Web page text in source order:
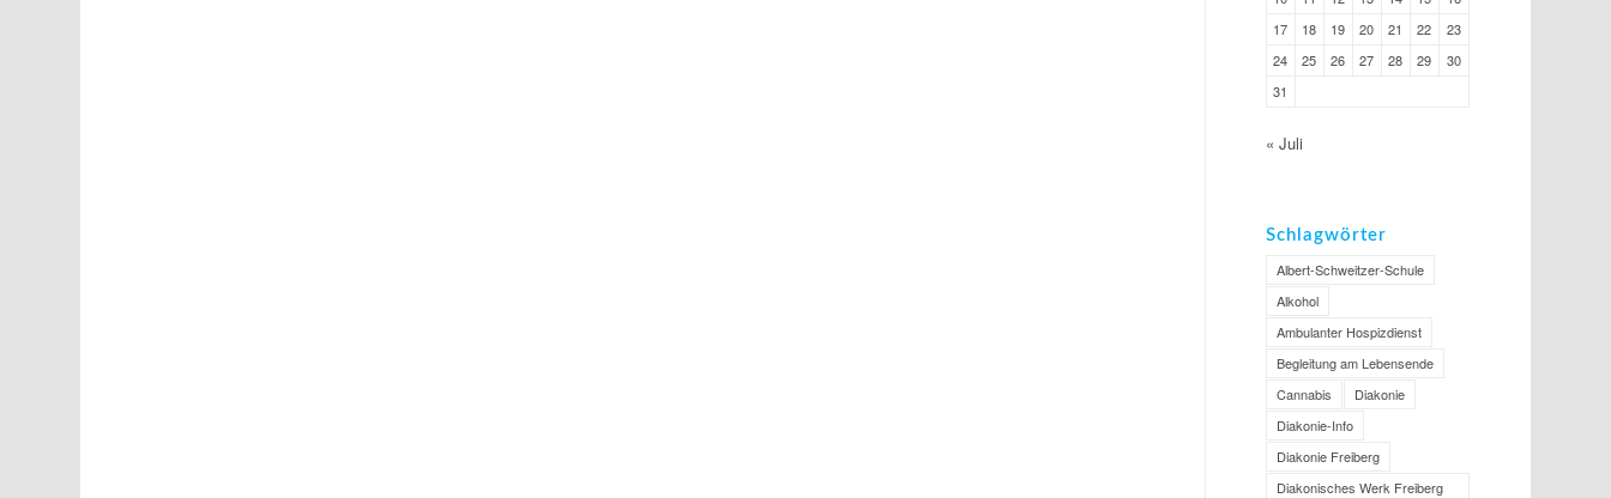
17
18 19 20 21 22
23
24
25 26 27 28 29
30
31
« Juli
Schlagwörter
Albert-Schweitzer-Schule
Alkohol
Ambulanter Hospizdienst
Begleitung am Lebensende
Cannabis
Diakonie
Diakonie-Info
Diakonie Freiberg
Diakonisches Werk Freiberg